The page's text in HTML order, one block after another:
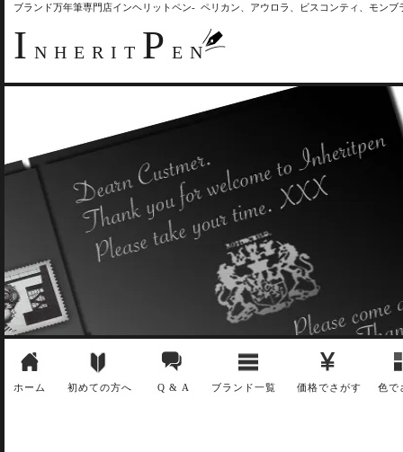
ブランド万年筆専門店インヘリットペン- ペリカン、アウロラ、ビスコンティ、モン
I NHERIT P EN
ホーム 初めての方へ Q & A ブランド一覧 価格でさがす 色で